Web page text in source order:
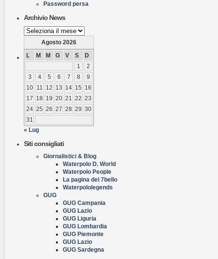
Password persa
Archivio News
Archivio
News
Agosto 2026
L
M M G V S
D
1
2
3
4 5 6 7 8
9
10 11 12 13 14 15 16
17 18 19 20 21 22 23
24 25 26 27 28 29 30
31
« Lug
Siti consigliati
Giornalistici & Blog
Waterpolo D. World
Waterpolo People
La pagina del 7bello
Waterpololegends
GUG
GUG Campania
GUG Lazio
GUG Liguria
GUG Lombardia
GUG Piemonte
GUG Lazio
GUG Sardegna